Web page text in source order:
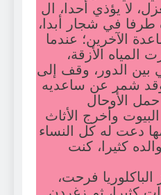
لا يؤذي أحدا، ال
طرفا في شجار أبدا،
الآخرين؛ عندما
الأزقة،
الدور، وقف إلى
وقد شمر عن ساعديه
الأوحال
وأخرج الأثاث
دعت له كل النساء
كثيرا، كنت
فرحت،